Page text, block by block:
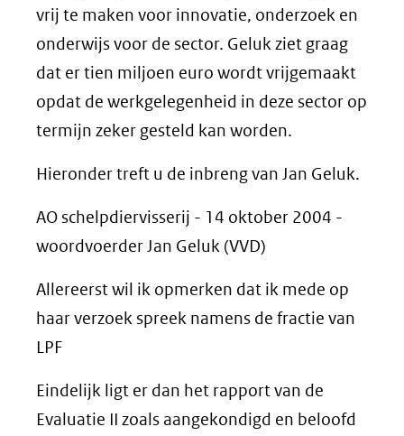
vrij te maken voor innovatie, onderzoek en
onderwijs voor de sector. Geluk ziet graag
dat er tien miljoen euro wordt vrijgemaakt
opdat de werkgelegenheid in deze sector op
termijn zeker gesteld kan worden.
Hieronder treft u de inbreng van Jan Geluk.
AO schelpdiervisserij - 14 oktober 2004 -
woordvoerder Jan Geluk (VVD)
Allereerst wil ik opmerken dat ik mede op
haar verzoek spreek namens de fractie van
LPF
Eindelijk ligt er dan het rapport van de
Evaluatie II zoals aangekondigd en beloofd